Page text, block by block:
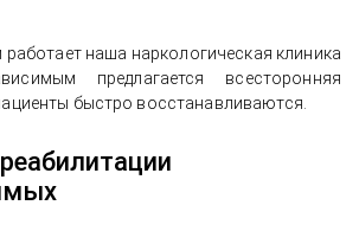
наша наркологическая клиника
предлагается всесторонняя
быстро восстанавливаются.